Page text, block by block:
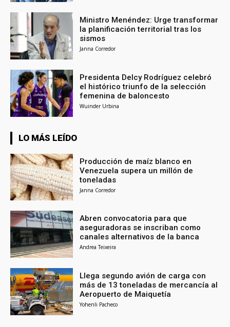
Ministro Menéndez: Urge transformar
la planificación territorial tras los
sismos
Janna Corredor
Presidenta Delcy Rodríguez celebró
el histórico triunfo de la selección
femenina de baloncesto
Wuinder Urbina
LO MÁS LEÍDO
Producción de maíz blanco en
Venezuela supera un millón de
toneladas
Janna Corredor
Abren convocatoria para que
aseguradoras se inscriban como
canales alternativos de la banca
Andrea Teixeira
Llega segundo avión de carga con
más de 13 toneladas de mercancía al
Aeropuerto de Maiquetía
Yohenli Pacheco